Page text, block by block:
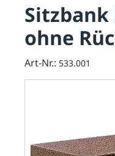
Sitzbank
ohne
Art-Nr.: 533.001